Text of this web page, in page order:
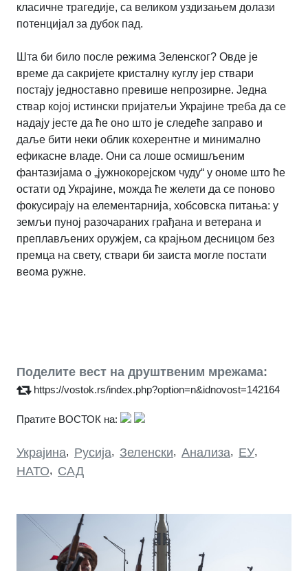
класичне трагедије, са великом уздизањем долази
потенцијал за дубок пад.
Шта би било после режима Зеленског? Овде је
време да сакријете кристалну куглу јер ствари
постају једноставно превише непрозирне. Једна
ствар којој истински пријатељи Украјине треба да се
надају јесте да ће оно што је следеће заправо и
даље бити неки облик кохерентне и минимално
ефикасне владе. Они са лоше осмишљеним
фантазијама о „јужнокорејском чуду“ у ономе што ће
остати од Украјине, можда ће желети да се поново
фокусирају на елементарнија, хобсовска питања: у
земљи пуној разочараних грађана и ветерана и
преплављених оружјем, са крајњом десницом без
премца на свету, ствари би заиста могле постати
веома ружне.
Поделите вест на друштвеним мрежама:
https://vostok.rs/index.php?option=n&idnovost=142164
Пратите ВОСТОК на:
Украјина, Русија, Зеленски, Анализа, ЕУ,
НАТО, САД